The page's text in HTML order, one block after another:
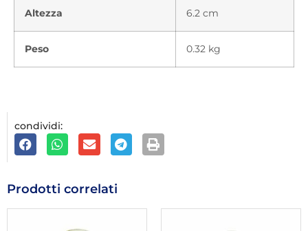
Altezza 6.2 cm
Peso 0.32 kg
condividi:
Prodotti correlati